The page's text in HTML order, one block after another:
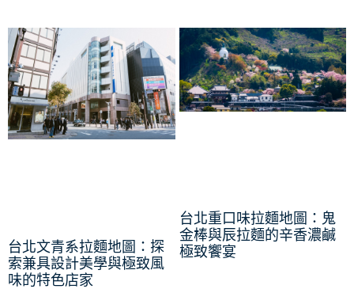
台北文青系拉麵地圖：探
索兼具設計美學與極致風
味的特色店家
台北重口味拉麵地圖：鬼
金棒與辰拉麵的辛香濃鹹
極致饗宴